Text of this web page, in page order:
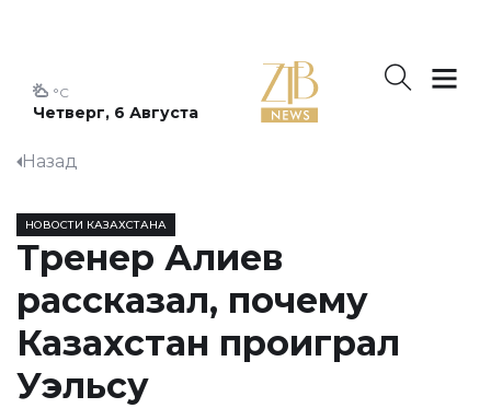
Четверг, 6 Августа
°C
Назад
НОВОСТИ КАЗАХСТАНА
Тренер Алиев
рассказал, почему
Казахстан проиграл
Уэльсу